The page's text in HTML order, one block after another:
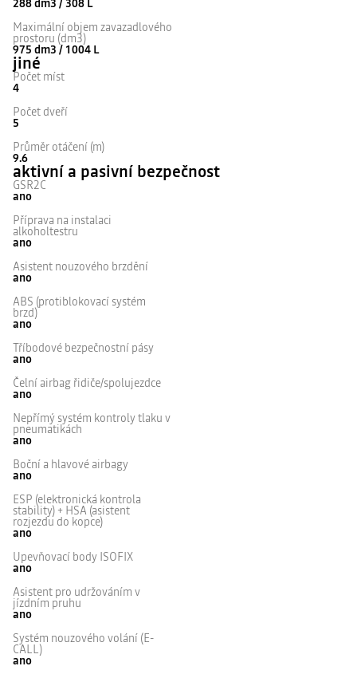
288 dm3 / 308 L
Maximální objem zavazadlového
prostoru (dm3)
975 dm3 / 1004 L
jiné
Počet míst
4
Počet dveří
5
Průměr otáčení (m)
9.6
aktivní a pasivní bezpečnost
GSR2C
ano
Příprava na instalaci
alkoholtestru
ano
Asistent nouzového brzdění
ano
ABS (protiblokovací systém
brzd)
ano
Tříbodové bezpečnostní pásy
ano
Čelní airbag řidiče/spolujezdce
ano
Nepřímý systém kontroly tlaku v
pneumatikách
ano
Boční a hlavové airbagy
ano
ESP (elektronická kontrola
stability) + HSA (asistent
rozjezdu do kopce)
ano
Upevňovací body ISOFIX
ano
Asistent pro udržováním v
jízdním pruhu
ano
Systém nouzového volání (E-
CALL)
ano